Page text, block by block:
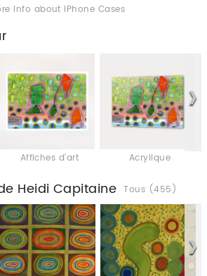
info about iPhone Cases
Affiches d'art Acrylique
Heidi Capitaine Tous (455)